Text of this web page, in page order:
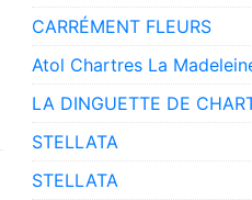
CARRÉMENT FLEURS
Atol Chartres La
LA DINGUETTE DE
STELLATA
STELLATA